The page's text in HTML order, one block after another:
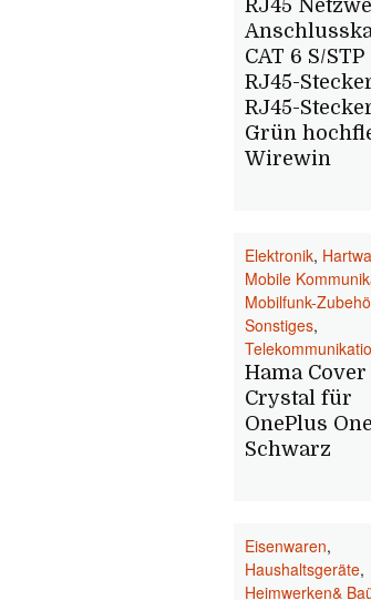
RJ45
CAT 6 S/STP
RJ45-
RJ45-
Grün
Wirewin
Elektronik,
Mobile
Mobilfunk-
Sonstiges,
Hama Cover
Crystal für
OnePlus
Schwarz
Eisenwaren,
Haushaltsgeräte,
Heimwerken&